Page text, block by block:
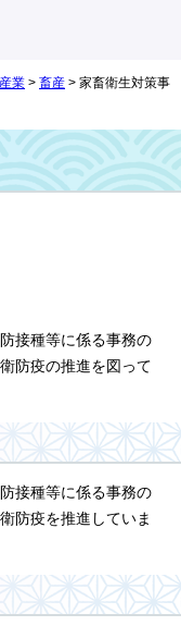
産業 > 畜産 > 家畜衛生対策事
接種等に係る事務の
防疫の推進を図って
接種等に係る事務の
防疫を推進していま